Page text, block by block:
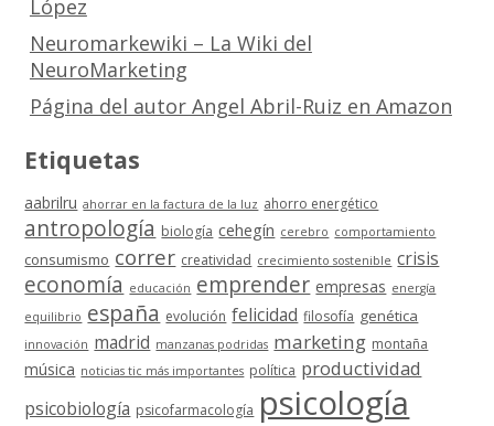
López
Neuromarkewiki – La Wiki del
NeuroMarketing
Página del autor Angel Abril-Ruiz en Amazon
Etiquetas
aabrilru ahorrar en la factura de la luz ahorro energético
antropología biología cehegín cerebro comportamiento
consumismo correr creatividad crecimiento sostenible crisis
economía educación emprender empresas energía
equilibrio españa evolución felicidad filosofía genética
innovación madrid manzanas podridas marketing montaña
música noticias tic más importantes política productividad
psicobiología psicofarmacología psicología